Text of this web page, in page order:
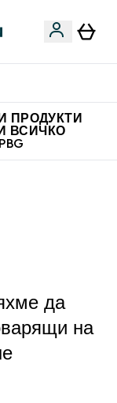
ПРОДУКТИ
ВСИЧКО
да
на